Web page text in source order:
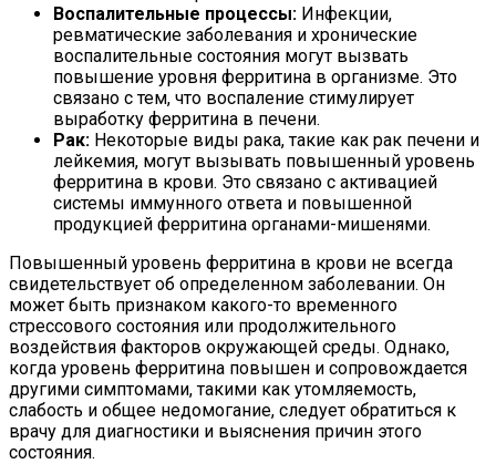
Воспалительные процессы: Инфекции,
ревматические заболевания и хронические
воспалительные состояния могут вызвать
повышение уровня ферритина в организме. Это
связано с тем, что воспаление стимулирует
выработку ферритина в печени.
Рак: Некоторые виды рака, такие как рак печени и
лейкемия, могут вызывать повышенный уровень
ферритина в крови. Это связано с активацией
системы иммунного ответа и повышенной
продукцией ферритина органами-мишенями.
Повышенный уровень ферритина в крови не всегда
свидетельствует об определенном заболевании. Он
может быть признаком какого-то временного
стрессового состояния или продолжительного
воздействия факторов окружающей среды. Однако,
когда уровень ферритина повышен и сопровождается
другими симптомами, такими как утомляемость,
слабость и общее недомогание, следует обратиться к
врачу для диагностики и выяснения причин этого
состояния.